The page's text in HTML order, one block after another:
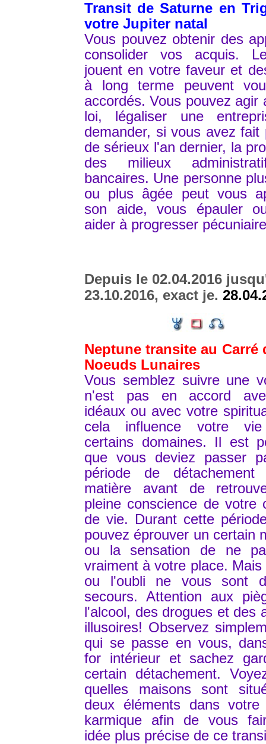
Transit de Saturne en
votre Jupiter natal
Vous pouvez obtenir des
consolider vos acquis.
jouent en votre faveur et
à long terme peuvent
accordés. Vous pouvez agir
loi, légaliser une
demander, si vous avez fait
de sérieux l'an dernier, la
des milieux
bancaires. Une personne
ou plus âgée peut vous
son aide, vous épauler
aider à progresser
Depuis le 02.04.2016
23.10.2016, exact je.
Neptune transite au Carré
Noeuds Lunaires
Vous semblez suivre une
n'est pas en accord
idéaux ou avec votre
cela influence votre
certains domaines. Il est
que vous deviez passer
période de
matière avant de
pleine conscience de votre
de vie. Durant cette
pouvez éprouver un certain
ou la sensation de ne
vraiment à votre place. Mais
ou l'oubli ne vous sont
secours. Attention aux
l'alcool, des drogues et des
illusoires! Observez
qui se passe en vous,
for intérieur et sachez
certain détachement.
quelles maisons sont
deux éléments dans votre
karmique afin de vous
idée plus précise de ce